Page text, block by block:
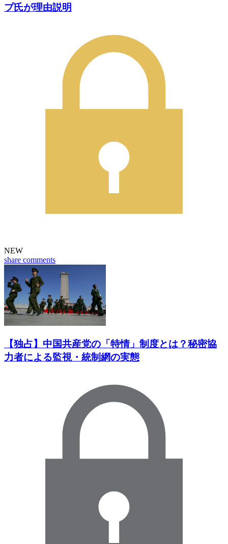
プ氏が理由説明
NEW
share comments
【独占】中国共産党の「特情」制度とは？秘密協
力者による監視・統制網の実態